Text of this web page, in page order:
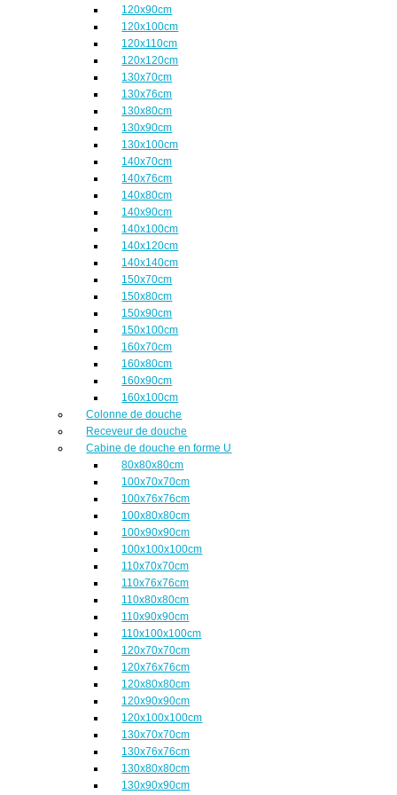
120x90cm
120x100cm
120x110cm
120x120cm
130x70cm
130x76cm
130x80cm
130x90cm
130x100cm
140x70cm
140x76cm
140x80cm
140x90cm
140x100cm
140x120cm
140x140cm
150x70cm
150x80cm
150x90cm
150x100cm
160x70cm
160x80cm
160x90cm
160x100cm
Colonne de douche
Receveur de douche
Cabine de douche en forme U
80x80x80cm
100x70x70cm
100x76x76cm
100x80x80cm
100x90x90cm
100x100x100cm
110x70x70cm
110x76x76cm
110x80x80cm
110x90x90cm
110x100x100cm
120x70x70cm
120x76x76cm
120x80x80cm
120x90x90cm
120x100x100cm
130x70x70cm
130x76x76cm
130x80x80cm
130x90x90cm